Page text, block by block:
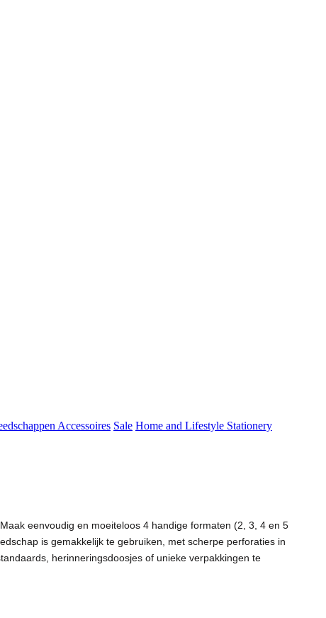
Accessoires Sale Home and Lifestyle Stationery
eenvoudig en moeiteloos 4 handige formaten (2, 3, 4 en 5
is gemakkelijk te gebruiken, met scherpe perforaties in
herinneringsdoosjes of unieke verpakkingen te